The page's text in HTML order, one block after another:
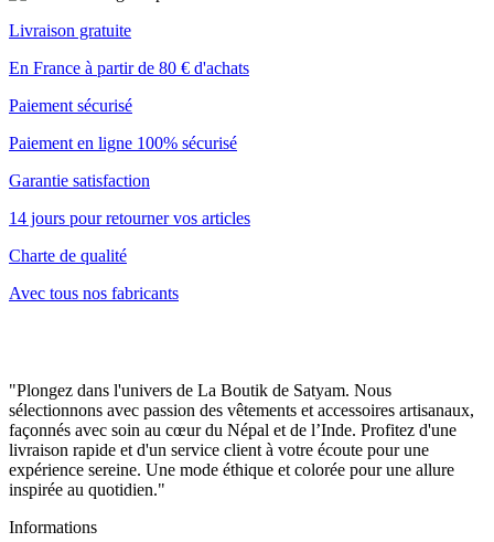
Livraison gratuite
En France à partir de 80 € d'achats
Paiement sécurisé
Paiement en ligne 100% sécurisé
Garantie satisfaction
14 jours pour retourner vos articles
Charte de qualité
Avec tous nos fabricants
"Plongez dans l'univers de La Boutik de Satyam. Nous
sélectionnons avec passion des vêtements et accessoires artisanaux,
façonnés avec soin au cœur du Népal et de l’Inde. Profitez d'une
livraison rapide et d'un service client à votre écoute pour une
expérience sereine. Une mode éthique et colorée pour une allure
inspirée au quotidien."
Informations